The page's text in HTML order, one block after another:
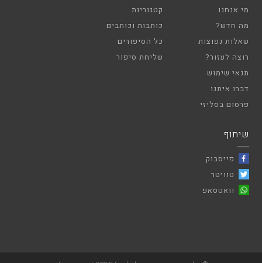
מי אנחנו
מה חדש?
שאלות נפוצות
רוצה לעזור?
תנאי שימוש
דברו איתנו
פרסום בסליזי
קטגוריות
כותבות וכותבים
כל הסיפורים
שליחת סיפור
שיתוף
פייסבוק
טוויטר
וואטסאפ